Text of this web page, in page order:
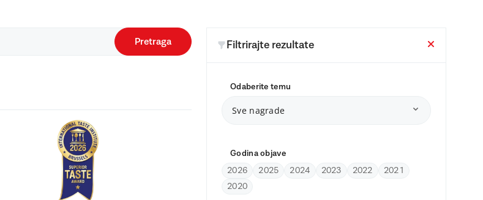
Pretraga Filtrirajte rezultate
Odaberite temu
Sve nagrade
Godina objave
2026
2025 2024 2023 2022
2021
2020